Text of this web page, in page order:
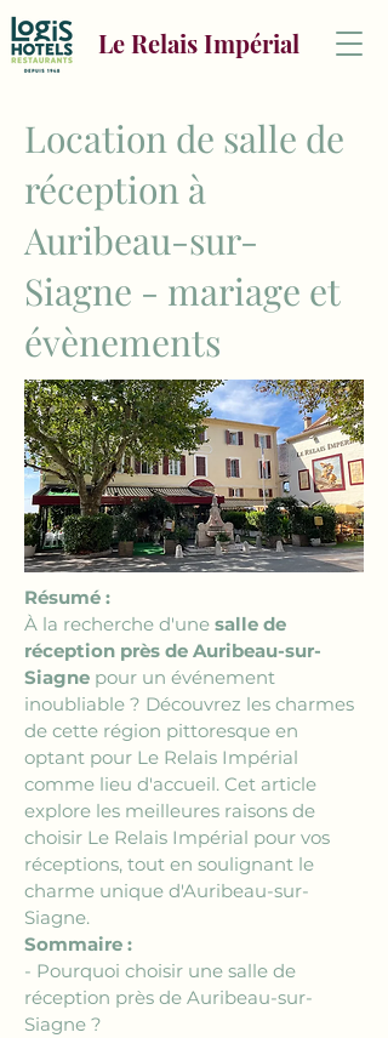
Le Relais Impérial
Location de salle de
réception à
Auribeau-sur-
Siagne - mariage et
évènements
Résumé :
À la recherche d'une salle de
réception près de Auribeau-sur-
Siagne pour un événement
inoubliable ? Découvrez les charmes
de cette région pittoresque en
optant pour Le Relais Impérial
comme lieu d'accueil. Cet article
explore les meilleures raisons de
choisir Le Relais Impérial pour vos
réceptions, tout en soulignant le
charme unique d'Auribeau-sur-
Siagne.
Sommaire :
- Pourquoi choisir une salle de
réception près de Auribeau-sur-
Siagne ?